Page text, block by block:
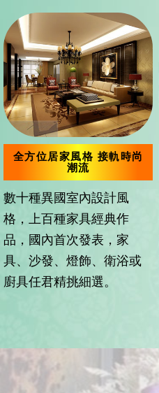
全方位居家風格 接軌時尚
潮流
數十種異國室內設計風
格，上百種家具經典作
品，國內首次發表，家
具、沙發、燈飾、衛浴或
廚具任君精挑細選。